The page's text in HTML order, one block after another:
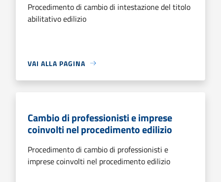
Procedimento di cambio di intestazione del titolo
abilitativo edilizio
VAI ALLA PAGINA
Cambio di professionisti e imprese
coinvolti nel procedimento edilizio
Procedimento di cambio di professionisti e
imprese coinvolti nel procedimento edilizio